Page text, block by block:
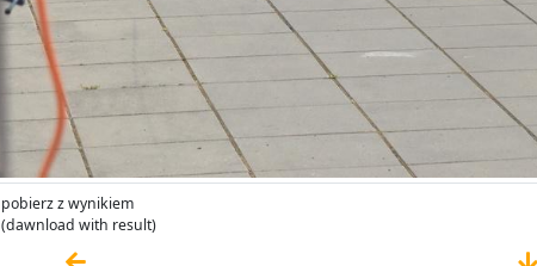
pobierz z wynikiem
(dawnload with result)